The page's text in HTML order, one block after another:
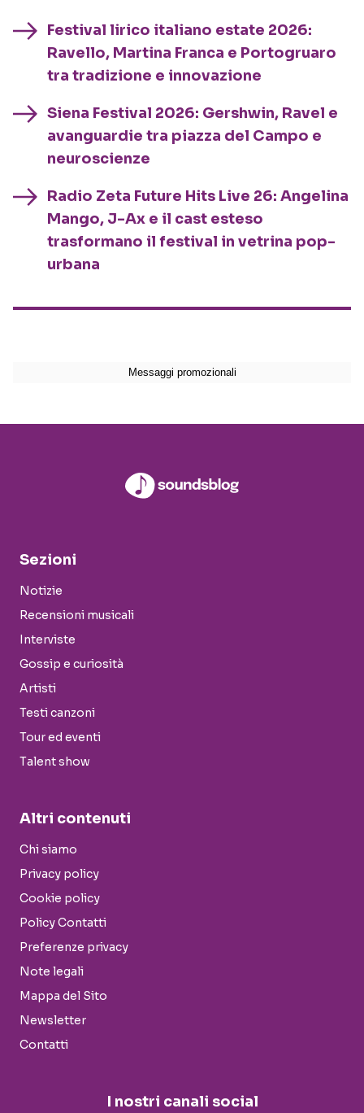
Festival lirico italiano estate 2026:
Ravello, Martina Franca e Portogruaro
tra tradizione e innovazione
Siena Festival 2026: Gershwin, Ravel e
avanguardie tra piazza del Campo e
neuroscienze
Radio Zeta Future Hits Live 26: Angelina
Mango, J-Ax e il cast esteso
trasformano il festival in vetrina pop-
urbana
Sezioni
Notizie
Recensioni musicali
Interviste
Gossip e curiosità
Artisti
Testi canzoni
Tour ed eventi
Talent show
Altri contenuti
Chi siamo
Privacy policy
Cookie policy
Policy Contatti
Preferenze privacy
Note legali
Mappa del Sito
Newsletter
Contatti
I nostri canali social